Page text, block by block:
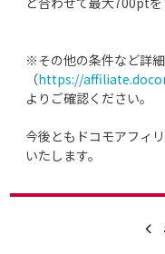
※その他の条件など詳
（https://
よりご確認ください。
今後ともドコモアフィ
いたします。